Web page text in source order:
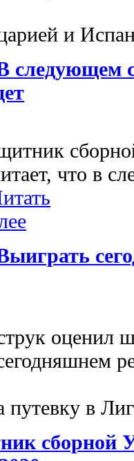
и
следующем
что в
оценил
путевку в
сборной